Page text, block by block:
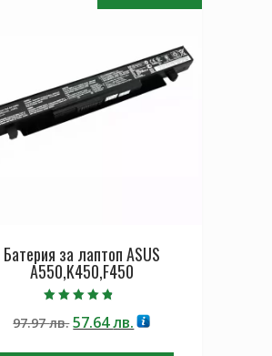
Батерия за лаптоп ASUS
A550,K450,F450
4.50
от 5
97.97лв.Original
57.64лв.Текущата